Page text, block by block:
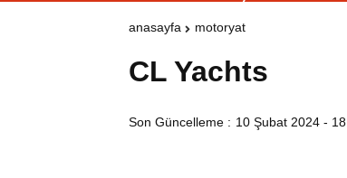
anasayfa motoryat
CL Yachts
Son Güncelleme : 10 Şubat 2024 -